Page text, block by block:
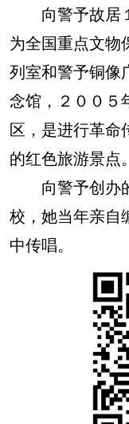
向警予故居
为全国重点文物
列室和警予铜像
念馆，２００５
区，是进行革命
的红色旅游景点。
向警予创办
校，她当年亲自
中传唱。